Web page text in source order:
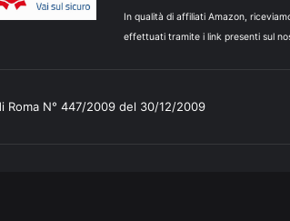
In qualità di affiliati Amazon,
effettuati tramite i link presenti sul
N° 447/2009 del 30/12/2009